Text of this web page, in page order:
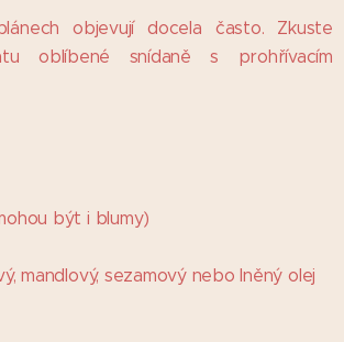
objevují docela často. Zkuste
oblíbené snídaně s prohřívacím
být i blumy)
mandlový, sezamový nebo lněný olej